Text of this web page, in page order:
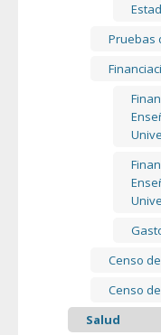
Pruebas
Censo
Censo
Salud